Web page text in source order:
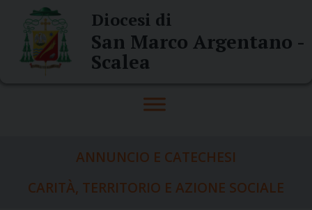
content
Diocesi di
San Marco Argentano -
Scalea
ANNUNCIO E CATECHESI
CARITÀ, TERRITORIO E AZIONE SOCIALE